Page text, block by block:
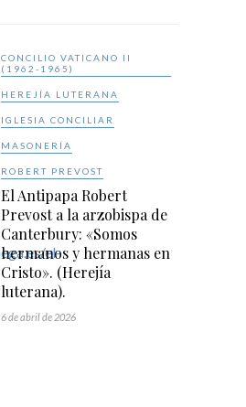
CONCILIO VATICANO II
(1962-1965)
HEREJÍA LUTERANA
IGLESIA CONCILIAR
MASONERÍA
ROBERT PREVOST
El Antipapa Robert
Prevost a la arzobispa de
Canterbury: «Somos
hermanos y hermanas en
Cristo». (Herejía
luterana).
6 de abril de 2026